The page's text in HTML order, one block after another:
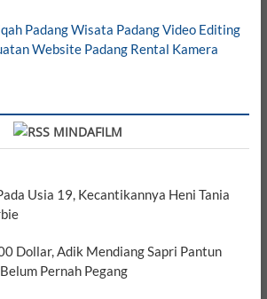
PadangWisata PadangVideo Editing
Website Padang Rental Kamera
MINDAFILM
Usia 19, Kecantikannya Heni Tania
Dollar, Adik Mendiang Sapri Pantun
Pernah Pegang